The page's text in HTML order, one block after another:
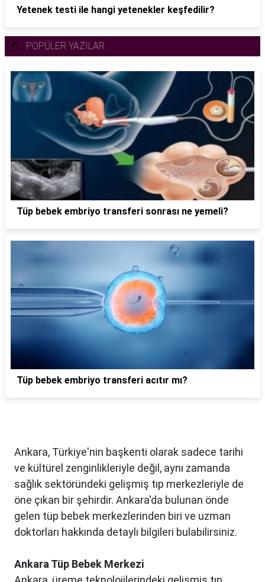
Yetenek testi ile hangi yetenekler keşfedilir?
POPÜLER YAZILAR
Tüp bebek embriyo transferi sonrası ne yemeli?
Tüp bebek embriyo transferi acıtır mı?
Ankara, Türkiye'nin başkenti olarak sadece tarihi
ve kültürel zenginlikleriyle değil, aynı zamanda
sağlık sektöründeki gelişmiş tıp merkezleriyle de
öne çıkan bir şehirdir. Ankara'da bulunan önde
gelen tüp bebek merkezlerinden biri ve uzman
doktorları hakkında detaylı bilgileri bulabilirsiniz.
Ankara Tüp Bebek Merkezi